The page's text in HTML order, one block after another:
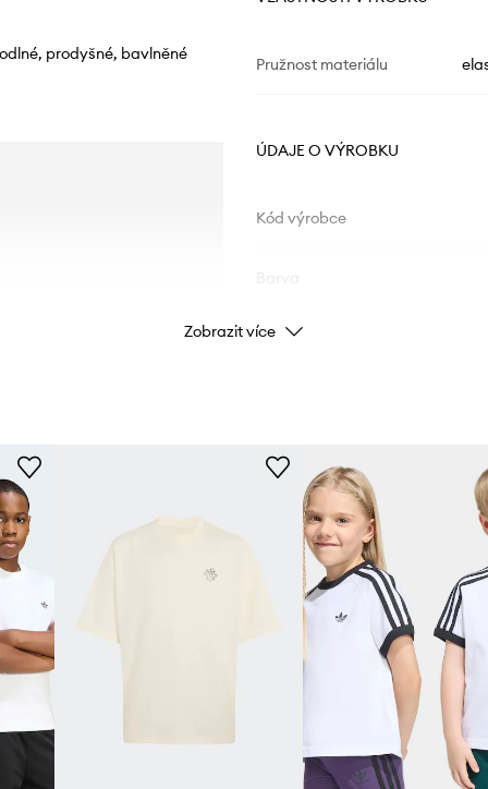
prodyšné, bavlněné
Pružnost materiálu
ÚDAJE O VÝROBKU
Kód výrobce
Značka
ID produktu
Zobrazit více